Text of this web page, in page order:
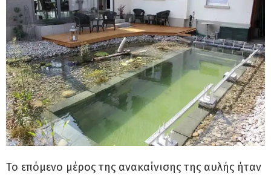
Το επόμενο μέρος της ανακαίνισης της αυλής ήταν